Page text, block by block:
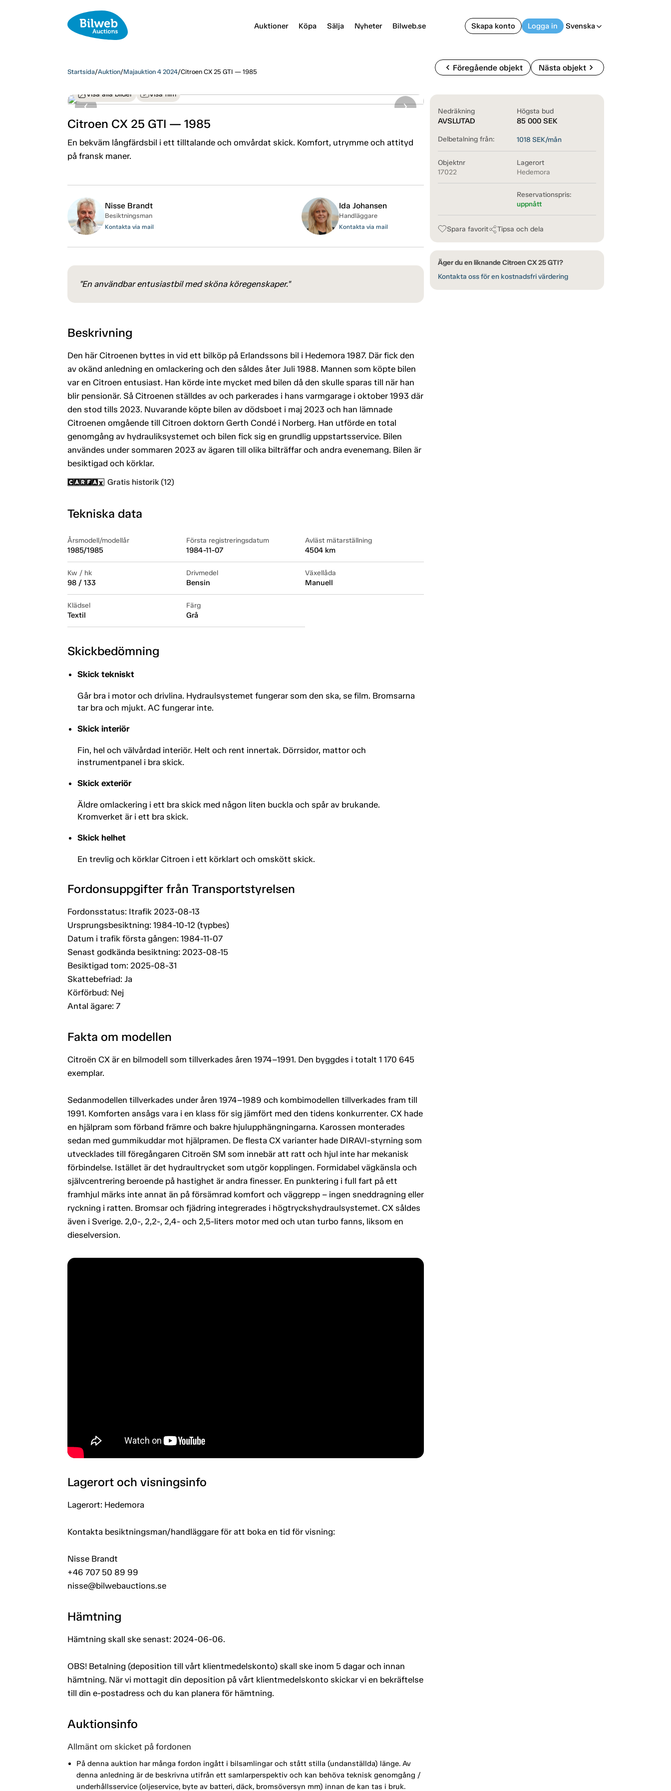
Auktioner Köpa Sälja Nyheter Bilweb.se Skapa konto Logga in Svenska arrow_back_ios
Startsida/Auktion/Majauktion 4 2024/Citroen CX 25 GTI — 1985 chevron_left Föregående objekt Nästa objektchevron_right
Visa alla bilder Visa film
Citroen CX 25 GTI — 1985
En bekväm långfärdsbil i ett tilltalande och omvårdat skick. Komfort, utrymme och attityd
på fransk maner.
Nedräkning
AVSLUTAD
Högsta bud
85 000 SEK
Delbetalning från: 1018 SEK/mån
Objektnr
17022
Lagerort
Hedemora
Reservationspris:
uppnått
Spara favorit Tipsa och dela
Äger du en liknande Citroen CX 25 GTI?
Kontakta oss för en kostnadsfri värdering
Nisse Brandt
Besiktningsman
Kontakta via mail
Ida Johansen
Handläggare
Kontakta via mail
"En användbar entusiastbil med sköna köregenskaper."
Beskrivning
Den här Citroenen byttes in vid ett bilköp på Erlandssons bil i Hedemora 1987. Där fick den
av okänd anledning en omlackering och den såldes åter Juli 1988. Mannen som köpte bilen
var en Citroen entusiast. Han körde inte mycket med bilen då den skulle sparas till när han
blir pensionär. Så Citroenen ställdes av och parkerades i hans varmgarage i oktober 1993 där
den stod tills 2023. Nuvarande köpte bilen av dödsboet i maj 2023 och han lämnade
Citroenen omgående till Citroen doktorn Gerth Condé i Norberg. Han utförde en total
genomgång av hydrauliksystemet och bilen fick sig en grundlig uppstartsservice. Bilen
användes under sommaren 2023 av ägaren till olika bilträffar och andra evenemang. Bilen är
besiktigad och körklar.
Gratis historik (12)
Tekniska data
Årsmodell/modellår
1985/1985
Första registreringsdatum
1984-11-07
Avläst mätarställning
4504 km
Kw / hk
98 / 133
Drivmedel
Bensin
Växellåda
Manuell
Klädsel
Textil
Färg
Grå
Skickbedömning
Skick tekniskt
Går bra i motor och drivlina. Hydraulsystemet fungerar som den ska, se film. Bromsarna
tar bra och mjukt. AC fungerar inte.
Skick interiör
Fin, hel och välvårdad interiör. Helt och rent innertak. Dörrsidor, mattor och
instrumentpanel i bra skick.
Skick exteriör
Äldre omlackering i ett bra skick med någon liten buckla och spår av brukande.
Kromverket är i ett bra skick.
Skick helhet
En trevlig och körklar Citroen i ett körklart och omskött skick.
Fordonsuppgifter från Transportstyrelsen
Fordonsstatus: Itrafik 2023-08-13
Ursprungsbesiktning: 1984-10-12 (typbes)
Datum i trafik första gången: 1984-11-07
Senast godkända besiktning: 2023-08-15
Besiktigad tom: 2025-08-31
Skattebefriad: Ja
Körförbud: Nej
Antal ägare: 7
Fakta om modellen
Citroën CX är en bilmodell som tillverkades åren 1974–1991. Den byggdes i totalt 1 170 645
exemplar.
Sedanmodellen tillverkades under åren 1974–1989 och kombimodellen tillverkades fram till
1991. Komforten ansågs vara i en klass för sig jämfört med den tidens konkurrenter. CX hade
en hjälpram som förband främre och bakre hjulupphängningarna. Karossen monterades
sedan med gummikuddar mot hjälpramen. De flesta CX varianter hade DIRAVI-styrning som
utvecklades till föregångaren Citroën SM som innebär att ratt och hjul inte har mekanisk
förbindelse. Istället är det hydraultrycket som utgör kopplingen. Formidabel vägkänsla och
självcentrering beroende på hastighet är andra finesser. En punktering i full fart på ett
framhjul märks inte annat än på försämrad komfort och väggrepp – ingen sneddragning eller
ryckning i ratten. Bromsar och fjädring integrerades i högtryckshydraulsystemet. CX såldes
även i Sverige. 2,0-, 2,2-, 2,4- och 2,5-liters motor med och utan turbo fanns, liksom en
dieselversion.
Lagerort och visningsinfo
Lagerort: Hedemora
Kontakta besiktningsman/handläggare för att boka en tid för visning:
Nisse Brandt
+46 707 50 89 99
nisse@bilwebauctions.se
Hämtning
Hämtning skall ske senast: 2024-06-06.
OBS! Betalning (deposition till vårt klientmedelskonto) skall ske inom 5 dagar och innan
hämtning. När vi mottagit din deposition på vårt klientmedelskonto skickar vi en bekräftelse
till din e-postadress och du kan planera för hämtning.
Auktionsinfo
Allmänt om skicket på fordonen
På denna auktion har många fordon ingått i bilsamlingar och stått stilla (undanställda) länge. Av
denna anledning är de beskrivna utifrån ett samlarperspektiv och kan behöva teknisk genomgång /
underhållsservice (oljeservice, byte av batteri, däck, bromsöversyn mm) innan de kan tas i bruk.